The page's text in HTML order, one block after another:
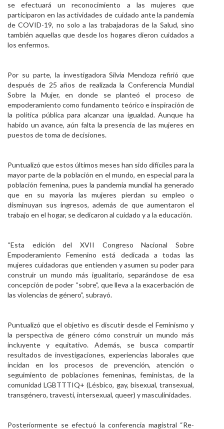
se efectuará un reconocimiento a las mujeres que
participaron en las actividades de cuidado ante la pandemia
de COVID-19, no solo a las trabajadoras de la Salud, sino
también aquellas que desde los hogares dieron cuidados a
los enfermos.
Por su parte, la investigadora Silvia Mendoza refirió que
después de 25 años de realizada la Conferencia Mundial
Sobre la Mujer, en donde se planteó el proceso de
empoderamiento como fundamento teórico e inspiración de
la política pública para alcanzar una igualdad. Aunque ha
habido un avance, aún falta la presencia de las mujeres en
puestos de toma de decisiones.
Puntualizó que estos últimos meses han sido difíciles para la
mayor parte de la población en el mundo, en especial para la
población femenina, pues la pandemia mundial ha generado
que en su mayoría las mujeres pierdan su empleo o
disminuyan sus ingresos, además de que aumentaron el
trabajo en el hogar, se dedicaron al cuidado y a la educación.
“Esta edición del XVII Congreso Nacional Sobre
Empoderamiento Femenino está dedicada a todas las
mujeres cuidadoras que entienden y asumen su poder para
construir un mundo más igualitario, separándose de esa
concepción de poder “sobre”, que lleva a la exacerbación de
las violencias de género”, subrayó.
Puntualizó que el objetivo es discutir desde el Feminismo y
la perspectiva de género cómo construir un mundo más
incluyente y equitativo. Además, se busca compartir
resultados de investigaciones, experiencias laborales que
incidan en los procesos de prevención, atención o
seguimiento de poblaciones femeninas, feministas, de la
comunidad LGBTTTIQ+ (Lésbico, gay, bisexual, transexual,
transgénero, travesti, intersexual, queer) y masculinidades.
Posteriormente se efectuó la conferencia magistral “Re-